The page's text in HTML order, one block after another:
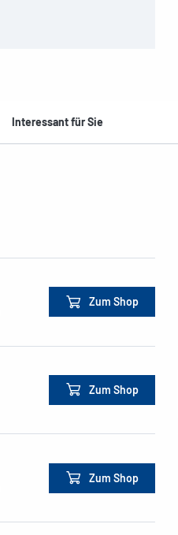
Interessant für Sie
Zum Shop
Zum Shop
Zum Shop